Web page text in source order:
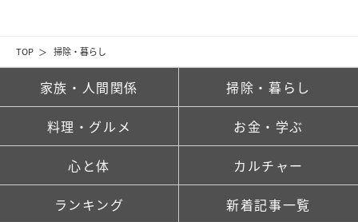
TOP 掃除・暮らし
家族・人間関係 掃除・暮らし
料理・グルメ お金・学ぶ
心と体 カルチャー
ランキング 新着記事一覧